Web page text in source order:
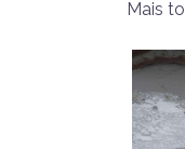
Mais